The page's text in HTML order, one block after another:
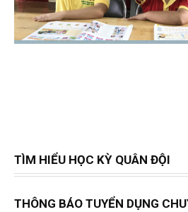
TÌM HIỂU HỌC KỲ QUÂN ĐỘI
THÔNG BÁO TUYỂN DỤNG